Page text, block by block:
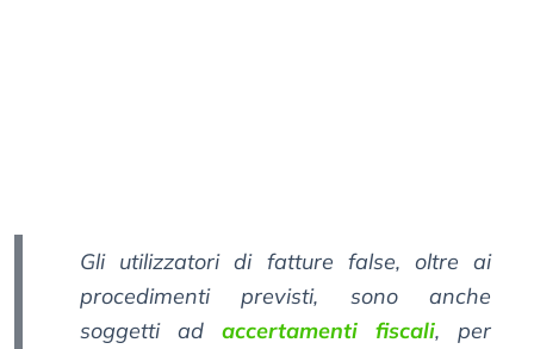
Gli utilizzatori di fatture false, oltre ai
procedimenti previsti, sono anche
soggetti ad accertamenti fiscali, per